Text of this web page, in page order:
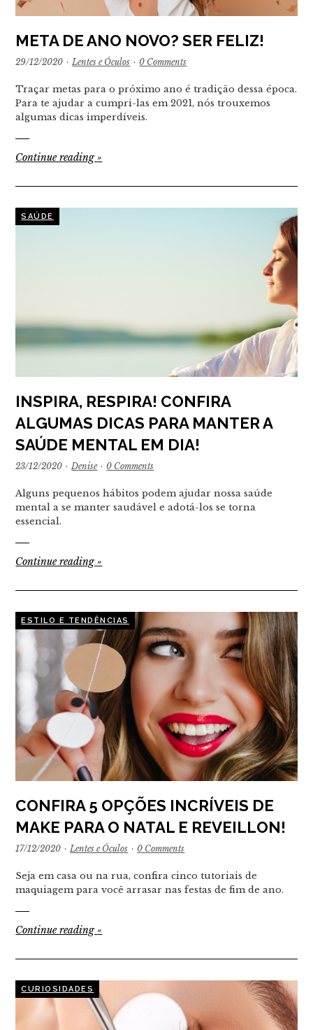
META DE ANO NOVO? SER FELIZ!
29/12/2020 · Lentes e Óculos · 0 Comments
Traçar metas para o próximo ano é tradição dessa época.
Para te ajudar a cumpri-las em 2021, nós trouxemos
algumas dicas imperdíveis.
Continue reading»
SAÚDE
INSPIRA, RESPIRA! CONFIRA
ALGUMAS DICAS PARA MANTER A
SAÚDE MENTAL EM DIA!
23/12/2020 · Denise · 0 Comments
Alguns pequenos hábitos podem ajudar nossa saúde
mental a se manter saudável e adotá-los se torna
essencial.
Continue reading»
ESTILO E TENDÊNCIAS
CONFIRA 5 OPÇÕES INCRÍVEIS DE
MAKE PARA O NATAL E REVEILLON!
17/12/2020 · Lentes e Óculos · 0 Comments
Seja em casa ou na rua, confira cinco tutoriais de
maquiagem para você arrasar nas festas de fim de ano.
Continue reading»
CURIOSIDADES